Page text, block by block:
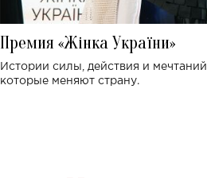
Премия «Жінка України»
Истории силы, действия и мечтаний,
которые меняют страну.